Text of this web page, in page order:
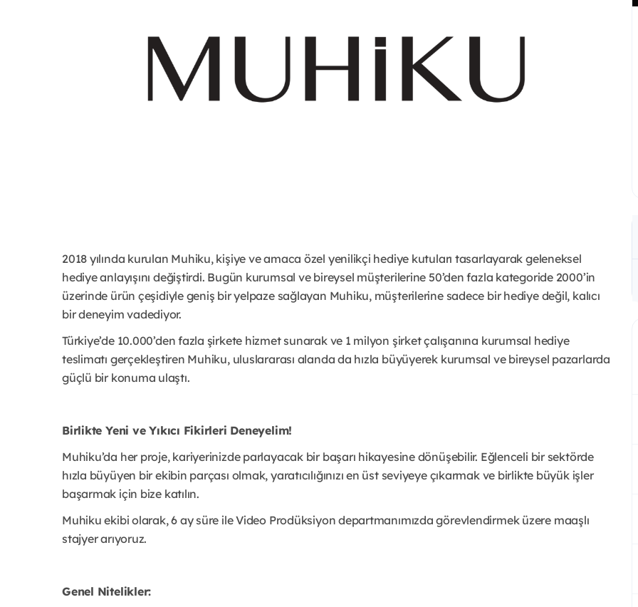
2018 yılında kurulan Muhiku, kişiye ve amaca özel yenilikçi hediye kutuları tasarlayarak geleneksel
hediye anlayışını değiştirdi. Bugün kurumsal ve bireysel müşterilerine 50’den fazla kategoride 2000’in
üzerinde ürün çeşidiyle geniş bir yelpaze sağlayan Muhiku, müşterilerine sadece bir hediye değil, kalıcı
bir deneyim vadediyor.
Türkiye’de 10.000’den fazla şirkete hizmet sunarak ve 1 milyon şirket çalışanına kurumsal hediye
teslimatı gerçekleştiren Muhiku, uluslararası alanda da hızla büyüyerek kurumsal ve bireysel pazarlarda
güçlü bir konuma ulaştı.
Birlikte Yeni ve Yıkıcı Fikirleri Deneyelim!
Muhiku’da her proje, kariyerinizde parlayacak bir başarı hikayesine dönüşebilir. Eğlenceli bir sektörde
hızla büyüyen bir ekibin parçası olmak, yaratıcılığınızı en üst seviyeye çıkarmak ve birlikte büyük işler
başarmak için bize katılın.
Muhiku ekibi olarak, 6 ay süre ile Video Prodüksiyon departmanımızda görevlendirmek üzere maaşlı
stajyer arıyoruz.
Genel Nitelikler: